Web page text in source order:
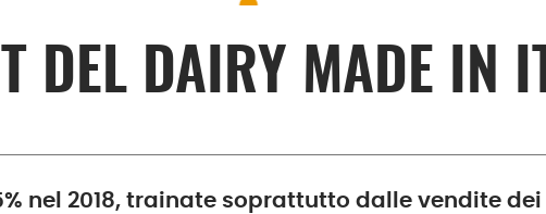
DEL DAIRY MADE IN
nel 2018, trainate soprattutto dalle vendite